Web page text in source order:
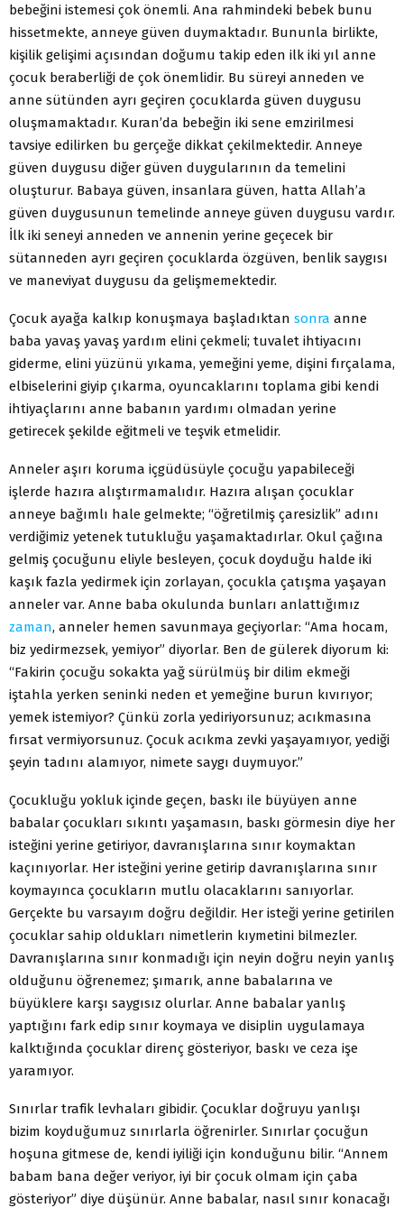
bebeğini istemesi çok önemli. Ana rahmindeki bebek bunu
hissetmekte, anneye güven duymaktadır. Bununla birlikte,
kişilik gelişimi açısından doğumu takip eden ilk iki yıl anne
çocuk beraberliği de çok önemlidir. Bu süreyi anneden ve
anne sütünden ayrı geçiren çocuklarda güven duygusu
oluşmamaktadır. Kuran’da bebeğin iki sene emzirilmesi
tavsiye edilirken bu gerçeğe dikkat çekilmektedir. Anneye
güven duygusu diğer güven duygularının da temelini
oluşturur. Babaya güven, insanlara güven, hatta Allah’a
güven duygusunun temelinde anneye güven duygusu vardır.
İlk iki seneyi anneden ve annenin yerine geçecek bir
sütanneden ayrı geçiren çocuklarda özgüven, benlik saygısı
ve maneviyat duygusu da gelişmemektedir.
Çocuk ayağa kalkıp konuşmaya başladıktan sonra anne
baba yavaş yavaş yardım elini çekmeli; tuvalet ihtiyacını
giderme, elini yüzünü yıkama, yemeğini yeme, dişini fırçalama,
elbiselerini giyip çıkarma, oyuncaklarını toplama gibi kendi
ihtiyaçlarını anne babanın yardımı olmadan yerine
getirecek şekilde eğitmeli ve teşvik etmelidir.
Anneler aşırı koruma içgüdüsüyle çocuğu yapabileceği
işlerde hazıra alıştırmamalıdır. Hazıra alışan çocuklar
anneye bağımlı hale gelmekte; “öğretilmiş çaresizlik” adını
verdiğimiz yetenek tutukluğu yaşamaktadırlar. Okul çağına
gelmiş çocuğunu eliyle besleyen, çocuk doyduğu halde iki
kaşık fazla yedirmek için zorlayan, çocukla çatışma yaşayan
anneler var. Anne baba okulunda bunları anlattığımız
zaman, anneler hemen savunmaya geçiyorlar: “Ama hocam,
biz yedirmezsek, yemiyor” diyorlar. Ben de gülerek diyorum ki:
“Fakirin çocuğu sokakta yağ sürülmüş bir dilim ekmeği
iştahla yerken seninki neden et yemeğine burun kıvırıyor;
yemek istemiyor? Çünkü zorla yediriyorsunuz; acıkmasına
fırsat vermiyorsunuz. Çocuk acıkma zevki yaşayamıyor, yediği
şeyin tadını alamıyor, nimete saygı duymuyor.”
Çocukluğu yokluk içinde geçen, baskı ile büyüyen anne
babalar çocukları sıkıntı yaşamasın, baskı görmesin diye her
isteğini yerine getiriyor, davranışlarına sınır koymaktan
kaçınıyorlar. Her isteğini yerine getirip davranışlarına sınır
koymayınca çocukların mutlu olacaklarını sanıyorlar.
Gerçekte bu varsayım doğru değildir. Her isteği yerine getirilen
çocuklar sahip oldukları nimetlerin kıymetini bilmezler.
Davranışlarına sınır konmadığı için neyin doğru neyin yanlış
olduğunu öğrenemez; şımarık, anne babalarına ve
büyüklere karşı saygısız olurlar. Anne babalar yanlış
yaptığını fark edip sınır koymaya ve disiplin uygulamaya
kalktığında çocuklar direnç gösteriyor, baskı ve ceza işe
yaramıyor.
Sınırlar trafik levhaları gibidir. Çocuklar doğruyu yanlışı
bizim koyduğumuz sınırlarla öğrenirler. Sınırlar çocuğun
hoşuna gitmese de, kendi iyiliği için konduğunu bilir. “Annem
babam bana değer veriyor, iyi bir çocuk olmam için çaba
gösteriyor” diye düşünür. Anne babalar, nasıl sınır konacağı